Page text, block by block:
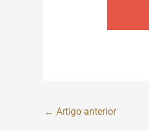
← Artigo anterior